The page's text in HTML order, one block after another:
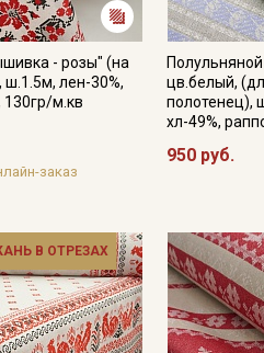
- розы" (на
ш.1.5м, лен-30%,
130гр/м.кв
заказ
цв.белый,
полотенец),
хл-49%,
950 руб.
В ОТРЕЗАХ
обработки персональных
на обработку персональных
рекламных и